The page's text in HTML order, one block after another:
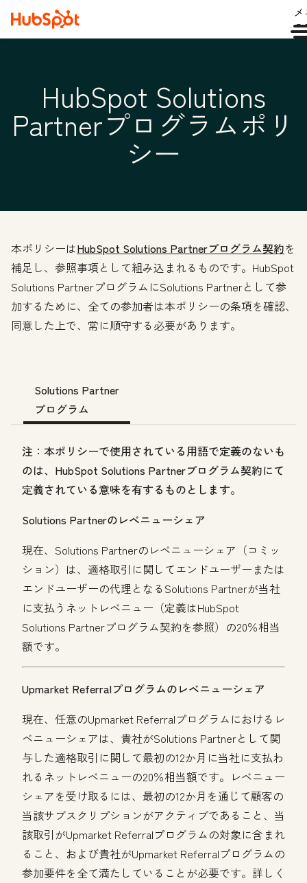
HubSpot Solutions
Partnerプログラムポリ
シー
本ポリシーはHubSpot Solutions Partnerプログラム契約を
補足し、参照事項として組み込まれるものです。HubSpot
Solutions PartnerプログラムにSolutions Partnerとして参
加するために、全ての参加者は本ポリシーの条項を確認、
同意した上で、常に順守する必要があります。
Solutions Partner
プログラム
注：本ポリシーで使用されている用語で定義のないも
のは、HubSpot Solutions Partnerプログラム契約にて
定義されている意味を有するものとします。
Solutions Partnerのレベニューシェア
現在、Solutions Partnerのレベニューシェア（コミッ
ション）は、適格取引に関してエンドユーザーまたは
エンドユーザーの代理となるSolutions Partnerが当社
に支払うネットレベニュー（定義はHubSpot
Solutions Partnerプログラム契約を参照）の20％相当
額です。
Upmarket Referralプログラムのレベニューシェア
現在、任意のUpmarket Referralプログラムにおけるレ
ベニューシェアは、貴社がSolutions Partnerとして関
与した適格取引に関して最初の12か月に当社に支払わ
れるネットレベニューの20％相当額です。レベニュー
シェアを受け取るには、最初の12か月を通じて顧客の
当該サブスクリプションがアクティブであること、当
該取引がUpmarket Referralプログラムの対象に含まれ
ること、および貴社がUpmarket Referralプログラムの
参加要件を全て満たしていることが必要です。詳しく